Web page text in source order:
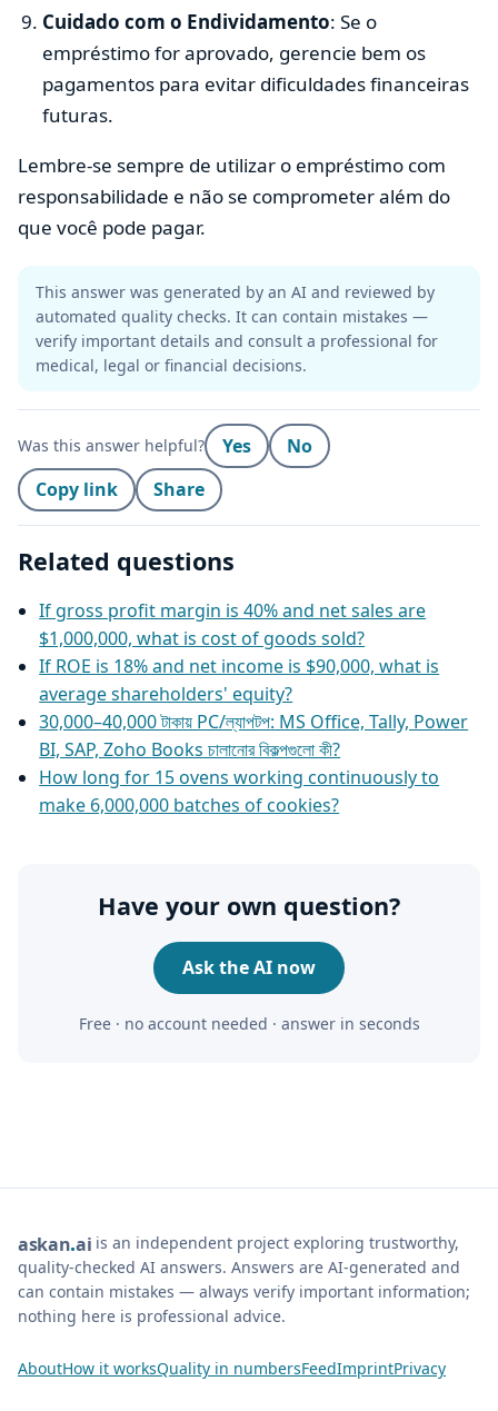
Cuidado com o Endividamento: Se o
empréstimo for aprovado, gerencie bem os
pagamentos para evitar dificuldades financeiras
futuras.
Lembre-se sempre de utilizar o empréstimo com
responsabilidade e não se comprometer além do
que você pode pagar.
This answer was generated by an AI and reviewed by
automated quality checks. It can contain mistakes —
verify important details and consult a professional for
medical, legal or financial decisions.
Was this answer helpful? Yes
No
Copy link
Share
Related questions
If gross profit margin is 40% and net sales are
$1,000,000, what is cost of goods sold?
If ROE is 18% and net income is $90,000, what is
average shareholders' equity?
30,000–40,000 টাকায় PC/ল্যাপটপ: MS Office, Tally, Power
BI, SAP, Zoho Books চালানোর বিকল্পগুলো কী?
How long for 15 ovens working continuously to
make 6,000,000 batches of cookies?
Have your own question?
Ask the AI now
Free · no account needed · answer in seconds
askan ai is an independent project exploring trustworthy,
quality-checked AI answers. Answers are AI-generated and
can contain mistakes — always verify important information;
nothing here is professional advice.
AboutHow it worksQuality in numbersFeedImprintPrivacy